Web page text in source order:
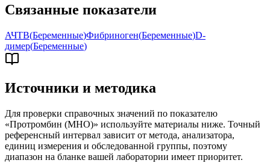
Связанные показатели
АЧТВ(Беременные)Фибриноген(Беременные)D-
димер(Беременные)
Источники и методика
Для проверки справочных значений по показателю
«Протромбин (МНО)» используйте материалы ниже. Точный
референсный интервал зависит от метода, анализатора,
единиц измерения и обследованной группы, поэтому
диапазон на бланке вашей лаборатории имеет приоритет.